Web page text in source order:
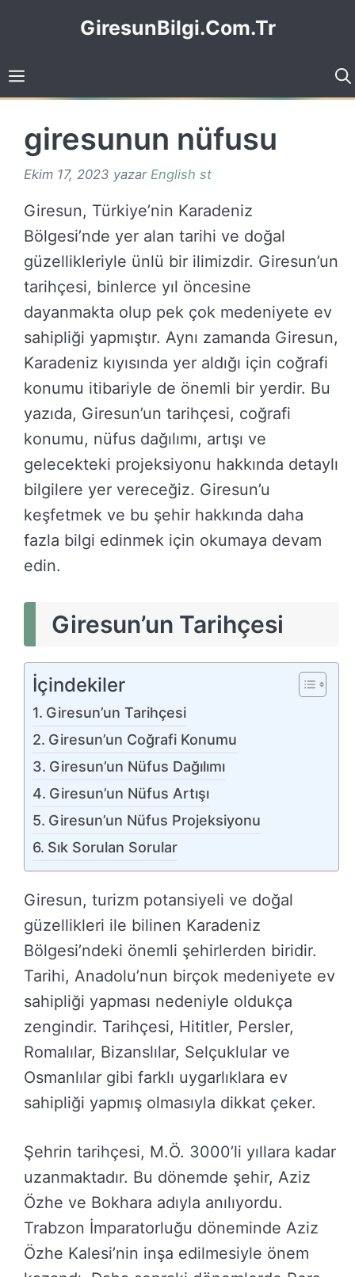
GiresunBilgi.Com.Tr
giresunun nüfusu
Ekim 17, 2023 yazar English st
Giresun, Türkiye’nin Karadeniz
Bölgesi’nde yer alan tarihi ve doğal
güzellikleriyle ünlü bir ilimizdir. Giresun’un
tarihçesi, binlerce yıl öncesine
dayanmakta olup pek çok medeniyete ev
sahipliği yapmıştır. Aynı zamanda Giresun,
Karadeniz kıyısında yer aldığı için coğrafi
konumu itibariyle de önemli bir yerdir. Bu
yazıda, Giresun’un tarihçesi, coğrafi
konumu, nüfus dağılımı, artışı ve
gelecekteki projeksiyonu hakkında detaylı
bilgilere yer vereceğiz. Giresun’u
keşfetmek ve bu şehir hakkında daha
fazla bilgi edinmek için okumaya devam
edin.
Giresun’un Tarihçesi
İçindekiler
Giresun’un Tarihçesi
Giresun’un Coğrafi Konumu
Giresun’un Nüfus Dağılımı
Giresun’un Nüfus Artışı
Giresun’un Nüfus Projeksiyonu
Sık Sorulan Sorular
Giresun, turizm potansiyeli ve doğal
güzellikleri ile bilinen Karadeniz
Bölgesi’ndeki önemli şehirlerden biridir.
Tarihi, Anadolu’nun birçok medeniyete ev
sahipliği yapması nedeniyle oldukça
zengindir. Tarihçesi, Hititler, Persler,
Romalılar, Bizanslılar, Selçuklular ve
Osmanlılar gibi farklı uygarlıklara ev
sahipliği yapmış olmasıyla dikkat çeker.
Şehrin tarihçesi, M.Ö. 3000’li yıllara kadar
uzanmaktadır. Bu dönemde şehir, Aziz
Özhe ve Bokhara adıyla anılıyordu.
Trabzon İmparatorluğu döneminde Aziz
Özhe Kalesi’nin inşa edilmesiyle önem